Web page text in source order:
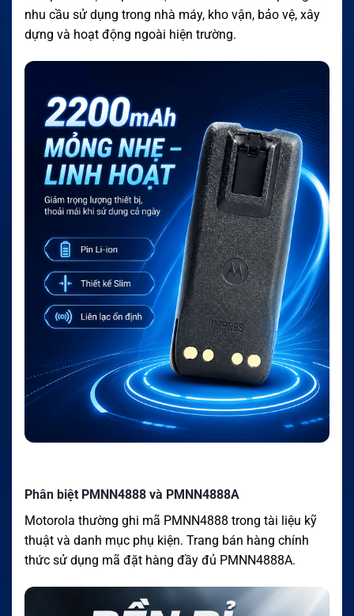
nhu cầu sử dụng trong nhà máy, kho vận, bảo vệ, xây
dựng và hoạt động ngoài hiện trường.
Phân biệt PMNN4888 và PMNN4888A
Motorola thường ghi mã PMNN4888 trong tài liệu kỹ
thuật và danh mục phụ kiện. Trang bán hàng chính
thức sử dụng mã đặt hàng đầy đủ PMNN4888A.